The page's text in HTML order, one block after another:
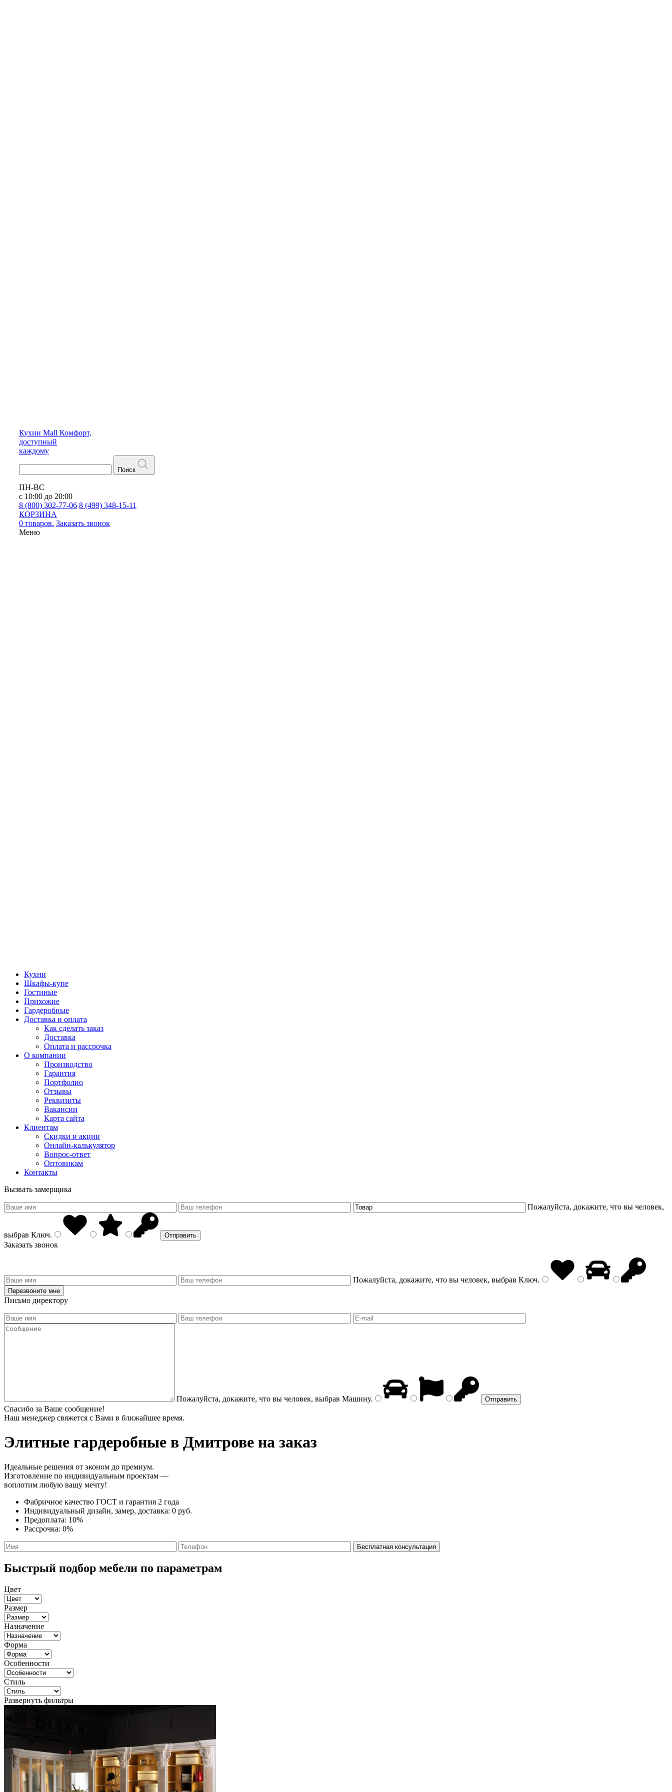
Кухни Mall Комфорт,
доступный
каждому
Поиск
ПН-ВС
с 10:00 до 20:00
8 (800) 302-77-06 8 (499) 348-15-11
КОРЗИНА
0 товаров. Заказать звонок
Меню
Кухни
Шкафы-купе
Гостиные
Прихожие
Гардеробные
Доставка и оплата
Как сделать заказ
Доставка
Оплата и рассрочка
О компании
Производство
Гарантия
Портфолио
Отзывы
Реквизиты
Вакансии
Карта сайта
Клиентам
Скидки и акции
Онлайн-калькулятор
Вопрос-ответ
Оптовикам
Контакты
Вызвать замерщика
Пожалуйста, докажите, что вы человек,
выбрав Ключ.
Заказать звонок
Пожалуйста, докажите, что вы человек, выбрав Ключ.
Письмо директору
Пожалуйста, докажите, что вы человек, выбрав Машину.
Спасибо за Ваше сообщение!
Наш менеджер свяжется с Вами в ближайшее время.
Элитные гардеробные в Дмитрове на заказ
Идеальные решения от эконом до премиум.
Изготовление по индивидуальным проектам —
воплотим любую вашу мечту!
Фабричное качество ГОСТ и гарантия 2 года
Индивидуальный дизайн, замер, доставка: 0 руб.
Предоплата: 10%
Рассрочка: 0%
Быстрый подбор мебели по параметрам
Цвет
Размер
Назначение
Форма
Особенности
Стиль
Развернуть фильтры